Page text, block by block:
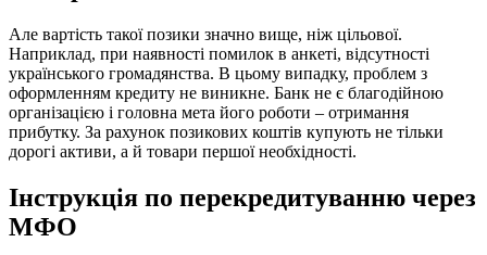
Але вартість такої позики значно вище, ніж цільової.
Наприклад, при наявності помилок в анкеті, відсутності
українського громадянства. В цьому випадку, проблем з
оформленням кредиту не виникне. Банк не є благодійною
організацією і головна мета його роботи – отримання
прибутку. За рахунок позикових коштів купують не тільки
дорогі активи, а й товари першої необхідності.
Інструкція по перекредитуванню через
МФО